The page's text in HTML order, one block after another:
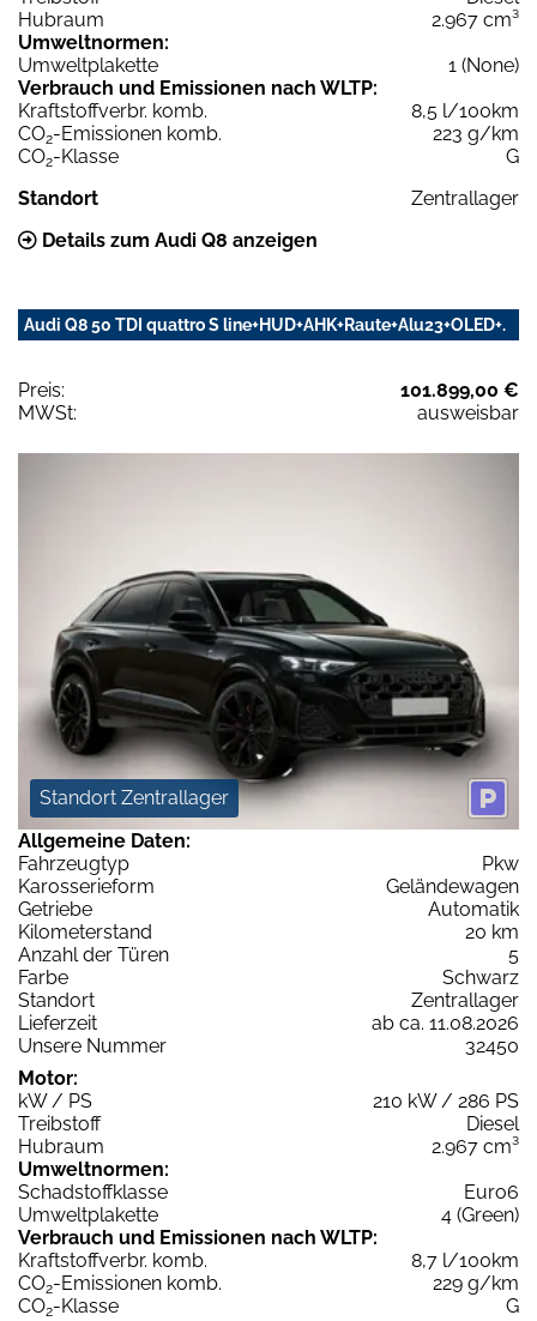
Hubraum
2.967 cm³
Umweltnormen:
Umweltplakette
1 (None)
Verbrauch und Emissionen nach WLTP:
Kraftstoffverbr. komb.
8,5 l/100km
CO2-Emissionen komb.
223 g/km
CO2-Klasse
G
Standort
Zentrallager
Details zum Audi Q8 anzeigen
Audi Q8 50 TDI quattro S line+HUD+AHK+Raute+Alu23+OLED+.
Preis:
101.899,00 €
MWSt:
ausweisbar
Standort Zentrallager
Allgemeine Daten:
Fahrzeugtyp
Pkw
Karosserieform
Geländewagen
Getriebe
Automatik
Kilometerstand
20 km
Anzahl der Türen
5
Farbe
Schwarz
Standort
Zentrallager
Lieferzeit
ab ca. 11.08.2026
Unsere Nummer
32450
Motor:
kW / PS
210 kW / 286 PS
Treibstoff
Diesel
Hubraum
2.967 cm³
Umweltnormen:
Schadstoffklasse
Euro6
Umweltplakette
4 (Green)
Verbrauch und Emissionen nach WLTP:
Kraftstoffverbr. komb.
8,7 l/100km
CO2-Emissionen komb.
229 g/km
CO2-Klasse
G